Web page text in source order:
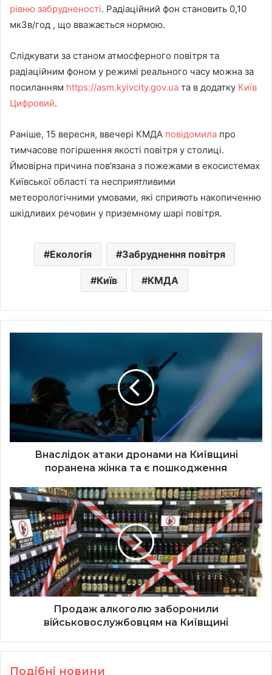
рівню забрудненості. Радіаційний фон становить 0,10
мкЗв/год , що вважається нормою.
Слідкувати за станом атмосферного повітря та
радіаційним фоном у режимі реального часу можна за
посиланням https://asm.kyivcity.gov.ua та в додатку Київ
Цифровий.
Раніше, 15 вересня, ввечері КМДА повідомила про
тимчасове погіршення якості повітря у столиці.
Ймовірна причина пов’язана з пожежами в екосистемах
Київської області та несприятливими
метеорологічними умовами, які сприяють накопиченню
шкідливих речовин у приземному шарі повітря.
Екологія Забруднення повітря
Київ КМДА
Київщині
поранена
та
є
пошкодження
Внаслідок атаки дронами на Київщині
поранена жінка та є пошкодження
Продаж
алкоголю
заборонили
військовослужбовцям
на
Київщині
Продаж алкоголю заборонили
військовослужбовцям на Київщині
Подібні новини